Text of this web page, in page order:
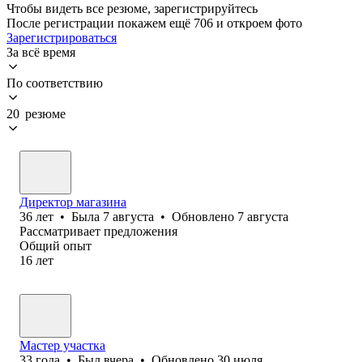
Чтобы видеть все резюме, зарегистрируйтесь
После регистрации покажем ещё 706 и откроем фото
Зарегистрироваться
За всё время
По соответствию
20 резюме
Директор магазина
36 лет • Была 7 августа • Обновлено 7 августа
Рассматривает предложения
Общий опыт
16 лет
Мастер участка